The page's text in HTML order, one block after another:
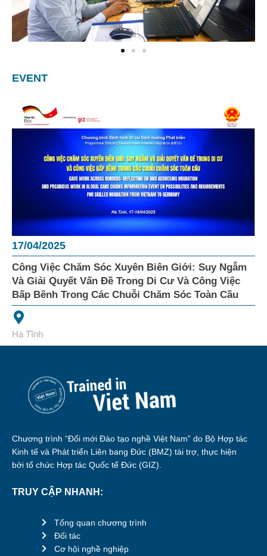
EVENT
17/04/2025
Công Việc Chăm Sóc Xuyên Biên Giới: Suy Ngẫm
Và Giải Quyết Vấn Đề Trong Di Cư Và Công Việc
Bấp Bênh Trong Các Chuỗi Chăm Sóc Toàn Cầu
Hà Tĩnh
Chương trình “Đổi mới Đào tạo nghề Việt Nam” do Bộ Hợp tác
Kinh tế và Phát triển Liên bang Đức (BMZ) tài trợ, thực hiện
bởi tổ chức Hợp tác Quốc tế Đức (GIZ).
TRUY CẬP NHANH:
Tổng quan chương trình
Đối tác
Cơ hội nghề nghiệp